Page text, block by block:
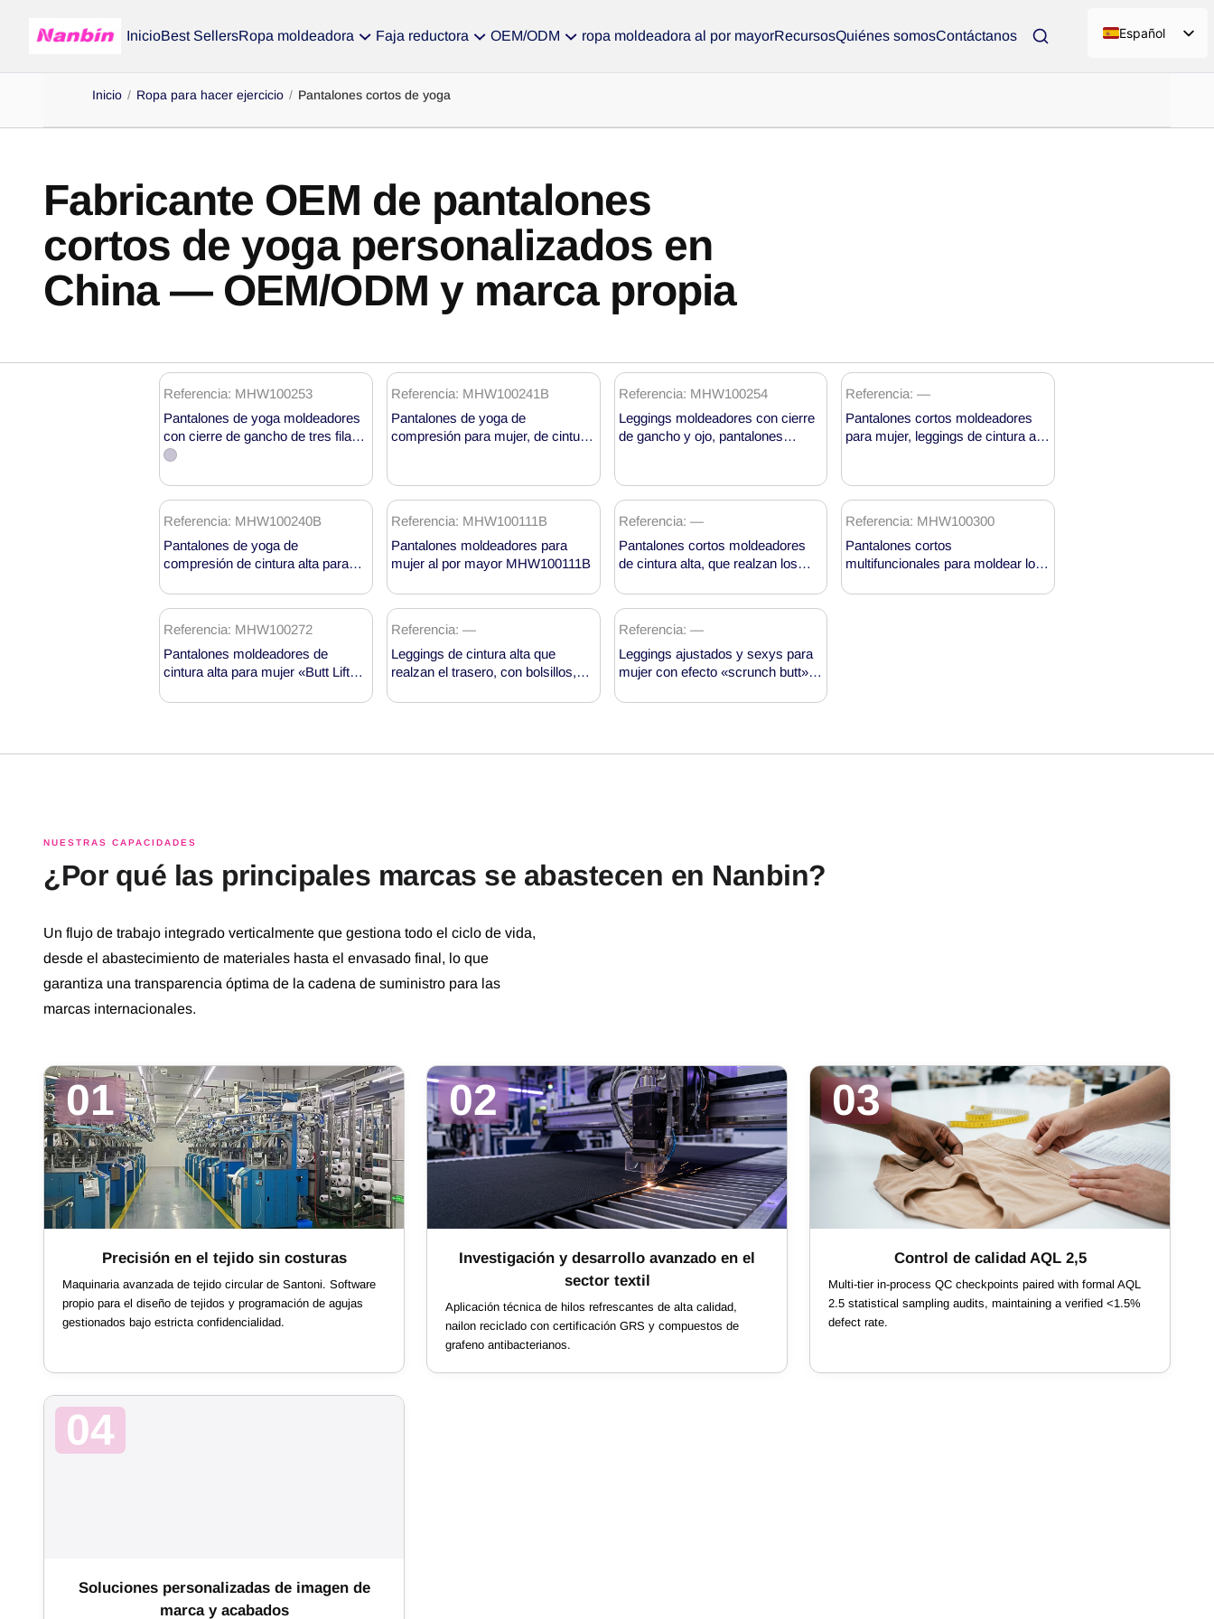
InicioBest SellersRopa moldeadora Faja reductora OEM/ODM ropa moldeadora al por mayorRecursosQuiénes somosContáctanos Español
Inicio / Ropa para hacer ejercicio / Pantalones cortos de yoga
Fabricante OEM de pantalones
cortos de yoga personalizados en
China — OEM/ODM y marca propia
Productos:
pantalones
cortos
de
yoga
Referencia: MHW100253
Pantalones de yoga moldeadores
con cierre de gancho de tres filas
MHW100253
Referencia: MHW100241B
Pantalones de yoga de
compresión para mujer, de cintura
Referencia: MHW100254
Leggings moldeadores con cierre
de gancho y ojo, pantalones
Referencia: —
Pantalones cortos moldeadores
para mujer, leggings de cintura alta
Referencia: MHW100240B
Pantalones de yoga de
compresión de cintura alta para
modelo MHW100240B
Referencia: MHW100111B
Pantalones moldeadores para
mujer al por mayor MHW100111B
Referencia: —
Pantalones cortos moldeadores
de cintura alta, que realzan los
MH133588B
Referencia: MHW100300
Pantalones cortos
multifuncionales para moldear los
Referencia: MHW100272
Pantalones moldeadores de
cintura alta para mujer «Butt Lifter
MHW100272
Referencia: —
Leggings de cintura alta que
realzan el trasero, con bolsillos,
Referencia: —
Leggings ajustados y sexys para
mujer con efecto «scrunch butt» y
NUESTRAS CAPACIDADES
¿Por qué las principales marcas se abastecen en Nanbin?
Un flujo de trabajo integrado verticalmente que gestiona todo el ciclo de vida,
desde el abastecimiento de materiales hasta el envasado final, lo que
garantiza una transparencia óptima de la cadena de suministro para las
marcas internacionales.
01
Precisión en el tejido sin costuras
Maquinaria avanzada de tejido circular de Santoni. Software
propio para el diseño de tejidos y programación de agujas
gestionados bajo estricta confidencialidad.
02
Investigación y desarrollo avanzado en el
sector textil
Aplicación técnica de hilos refrescantes de alta calidad,
nailon reciclado con certificación GRS y compuestos de
grafeno antibacterianos.
03
Control de calidad AQL 2,5
Multi-tier in-process QC checkpoints paired with formal AQL
2.5 statistical sampling audits, maintaining a verified <1.5%
defect rate.
04
Soluciones personalizadas de imagen de
marca y acabados